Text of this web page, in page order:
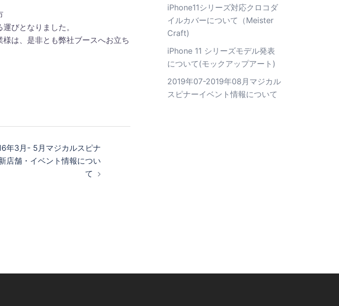
びとなりました。
は、是非とも弊社ブースへお立ち
年3月- 5月マジカルスピナ
店舗・イベント情報につい
て
iPhone11シリーズ対応クロコダ
イルカバーについて（Meister
Craft)
iPhone 11 シリーズモデル発表
について(モックアップアート)
2019年07-2019年08月マジカル
スピナーイベント情報について